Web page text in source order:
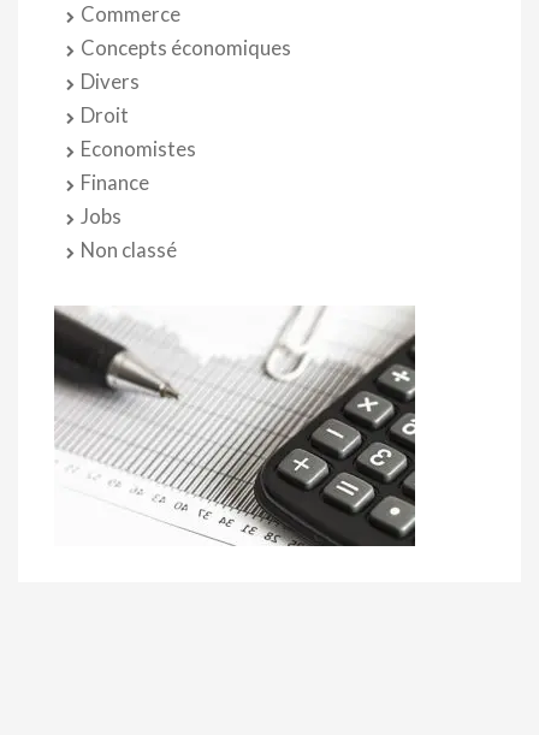
Commerce
Concepts économiques
Divers
Droit
Economistes
Finance
Jobs
Non classé